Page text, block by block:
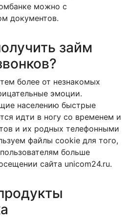
можно с
документов.
займ
более от незнакомых
эмоции.
населению быстрые
идти в ногу со временем и
и их родных телефонными
файлы cookie для того,
больше
сайта unicom24.ru.